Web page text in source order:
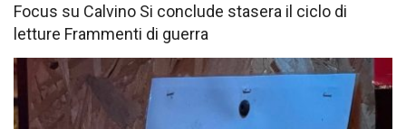
Focus su Calvino Si conclude stasera il ciclo di
letture Frammenti di guerra